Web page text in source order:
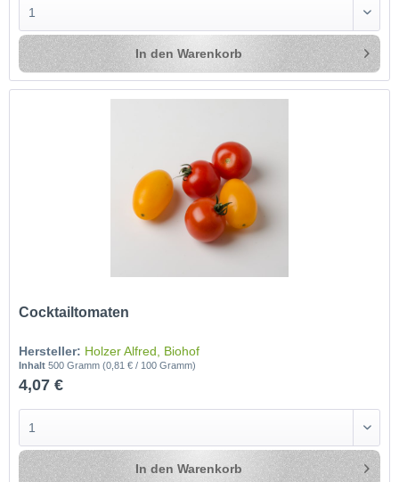
In den Warenkorb
Cocktailtomaten
Hersteller: Holzer Alfred, Biohof
Inhalt500 Gramm(0,81 € / 100 Gramm)
4,07 €
In den Warenkorb